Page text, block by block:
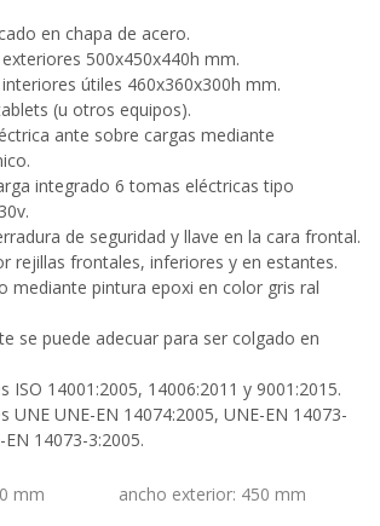
en chapa de acero.
500x450x440h mm.
útiles 460x360x300h mm.
(u otros equipos).
ante sobre cargas mediante
integrado 6 tomas eléctricas tipo
de seguridad y llave en la cara frontal.
rejillas frontales, inferiores y en estantes.
mediante pintura epoxi en color gris ral
se puede adecuar para ser colgado en
ISO 14001:2005, 14006:2011 y 9001:2015.
UNE UNE-EN 14074:2005, UNE-EN 14073-
EN 14073-3:2005.
mm ancho exterior: 450 mm